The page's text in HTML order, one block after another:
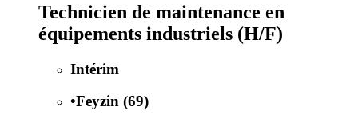
Technicien de maintenance en
équipements industriels (H/F)
Intérim
•Feyzin (69)